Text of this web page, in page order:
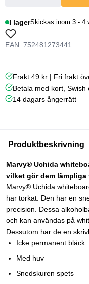
I lagerSkickas inom 3 - 4
EAN: 752481273441
Frakt 49 kr | Fri frakt
Betala med kort, Swish
14 dagars ångerrätt
Produktbeskrivning
Marvy® Uchida
vilket gör dem
Marvy® Uchida
har torkat. Den har en
precision. Dessa
och kan användas på
Dessutom har de en
Icke permanent bläck
Med huv
Snedskuren spets